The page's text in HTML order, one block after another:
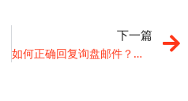
下一篇
如何正确回复询盘邮件？订单转化成果的秘密！